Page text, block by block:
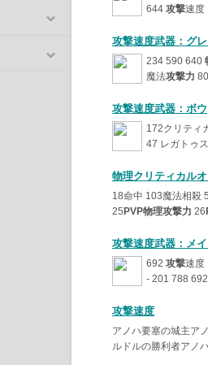
644 攻撃速度
攻撃速度武器：グ
234 590 640
魔法攻撃力
攻撃速度武器：ボウ
172クリティ
47 レガトゥ
物理クリティカル
18命中 103魔法相殺
25 PVP物理攻撃力 26
攻撃速度武器：メ
692 攻撃速度
- 201 788
攻撃速度
アノハ要塞の城主ア
ルドルの勝利者アノ